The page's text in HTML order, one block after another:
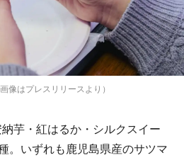
像はプレスリリースより）
芋・紅はるか・シルクスイー
。いずれも鹿児島県産のサツマ